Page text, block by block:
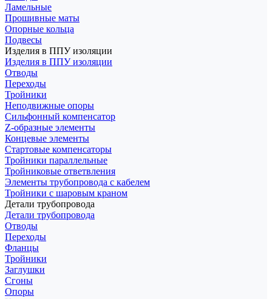
Ламельные
Прошивные маты
Опорные кольца
Подвесы
Изделия в ППУ изоляции
Изделия в ППУ изоляции
Отводы
Переходы
Тройники
Неподвижные опоры
Cильфонный компенсатор
Z-образные элементы
Концевые элементы
Стартовые компенсаторы
Тройники параллельные
Тройниковые ответвления
Элементы трубопровода с кабелем
Тройники с шаровым краном
Детали трубопровода
Детали трубопровода
Отводы
Переходы
Фланцы
Тройники
Заглушки
Сгоны
Опоры